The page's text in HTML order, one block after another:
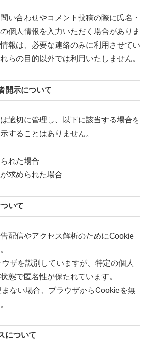
い合わせやコメント投稿の際に氏名・
個人情報を入力いただく場合がありま
報は、必要な連絡のみに利用させてい
らの目的以外では利用いたしません。
開示について
適切に管理し、以下に該当する場合を
することはありません。
れた場合
求められた場合
いて
配信やアクセス解析のためにCookie
ザを識別していますが、特定の個人
態で匿名性が保たれています。
ない場合、ブラウザからCookieを無
について